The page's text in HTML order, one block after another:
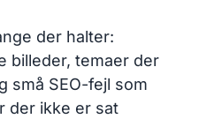
der halter:
billeder, temaer der
små SEO-fejl som
der ikke er sat